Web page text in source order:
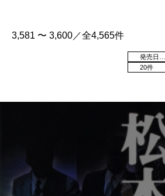
3,581 〜 3,600／全4,565件
20件